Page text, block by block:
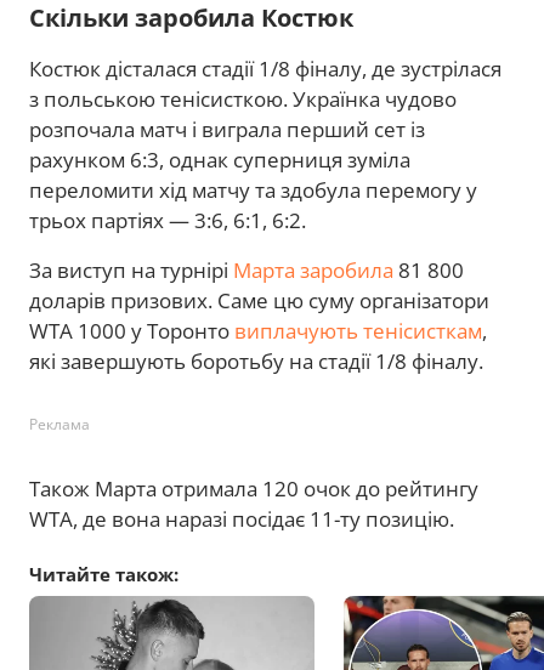
Скільки заробила Костюк
Костюк дісталася стадії 1/8 фіналу, де зустрілася
з польською тенісисткою. Українка чудово
розпочала матч і виграла перший сет із
рахунком 6:3, однак суперниця зуміла
переломити хід матчу та здобула перемогу у
трьох партіях — 3:6, 6:1, 6:2.
За виступ на турнірі Марта заробила 81 800
доларів призових. Саме цю суму організатори
WTA 1000 у Торонто виплачують тенісисткам,
які завершують боротьбу на стадії 1/8 фіналу.
Реклама
Також Марта отримала 120 очок до рейтингу
WTA, де вона наразі посідає 11-ту позицію.
Читайте також: